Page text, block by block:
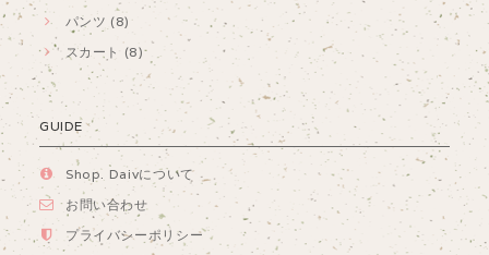
パンツ (8)
スカート (8)
GUIDE
Shop. Daivについて
お問い合わせ
プライバシーポリシー